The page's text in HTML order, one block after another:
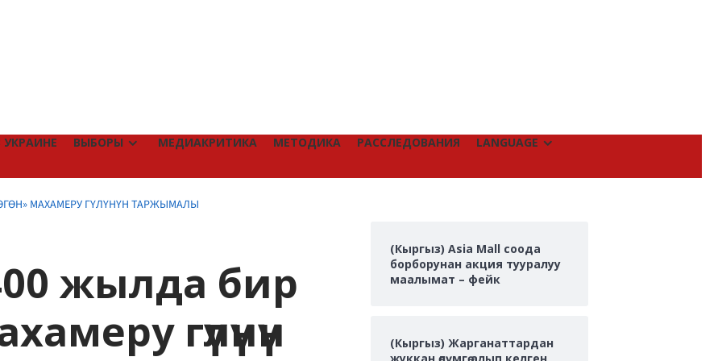
ВЫБОРЫ МЕДИАКРИТИКА МЕТОДИКА РАССЛЕДОВАНИЯ LANGUAGE
МАХАМЕРУ ГҮЛҮНҮН ТАРЖЫМАЛЫ
жылда бир
гүлүнүн
(Кыргыз) Asia Mall соода
борборунан акция тууралуу
маалымат – фейк
(Кыргыз) Жарганаттардан